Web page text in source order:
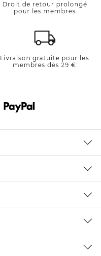
Droit de retour prolongé
pour les membres
Livraison gratuite pour les
membres dès 29 €